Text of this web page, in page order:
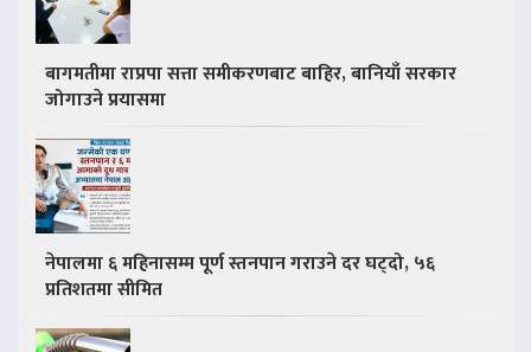
बागमतीमा राप्रपा सत्ता समीकरणबाट बाहिर, बानियाँ सरकार
जोगाउने प्रयासमा
नेपालमा ६ महिनासम्म पूर्ण स्तनपान गराउने दर घट्दो, ५६
प्रतिशतमा सीमित